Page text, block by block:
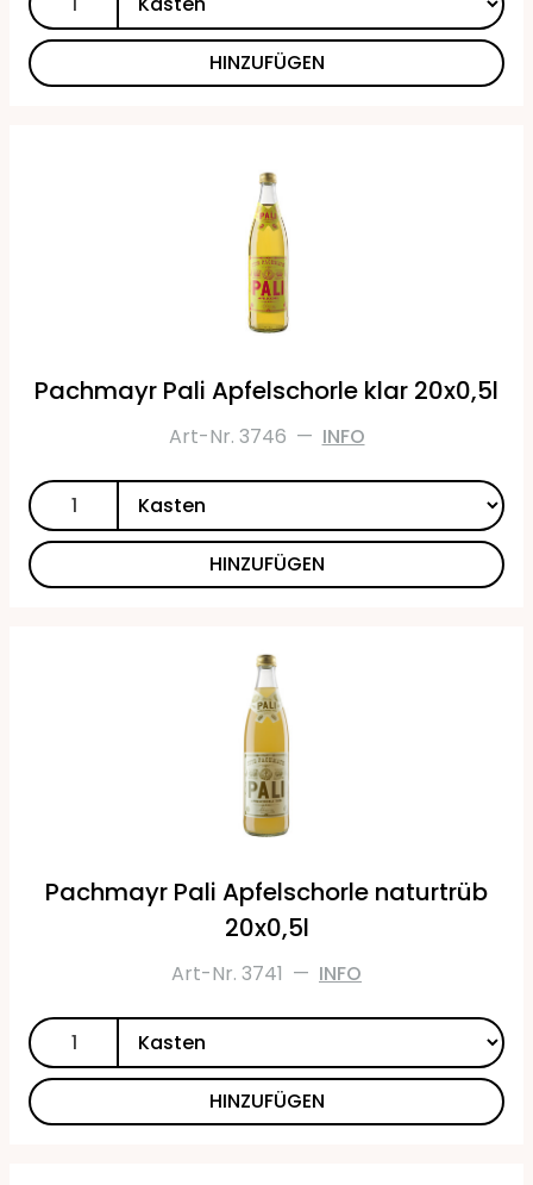
HINZUFÜGEN
Pachmayr Pali Apfelschorle klar 20x0,5l
Art-Nr. 3746 — INFO
HINZUFÜGEN
Pachmayr Pali Apfelschorle naturtrüb
20x0,5l
Art-Nr. 3741 — INFO
HINZUFÜGEN